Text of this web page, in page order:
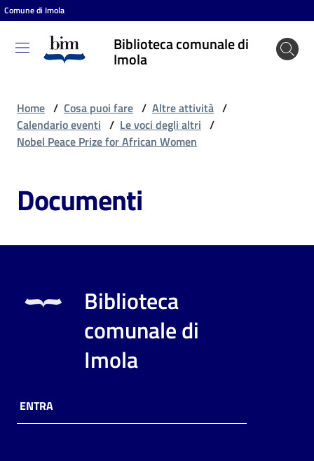
Vai al contenuto
Vai alla navigazione
Vai al footer
Comune di Imola
Biblioteca comunale di
Imola
Biblioteca
comunale
Cosa
fare
Scopri
online
Home / Cosa puoi fare / Altre attività /
Calendario eventi / Le voci degli altri /
Nobel Peace Prize for African Women
Documenti
Biblioteca
comunale di
Imola
ENTRA